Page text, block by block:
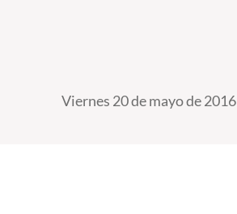
Viernes 20 de mayo de 2016